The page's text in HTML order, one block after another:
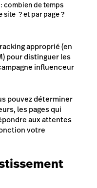
: combien de temps
site ? et par page ?
approprié (en
pour distinguer les
influenceur
pouvez déterminer
les pages qui
aux attentes
votre